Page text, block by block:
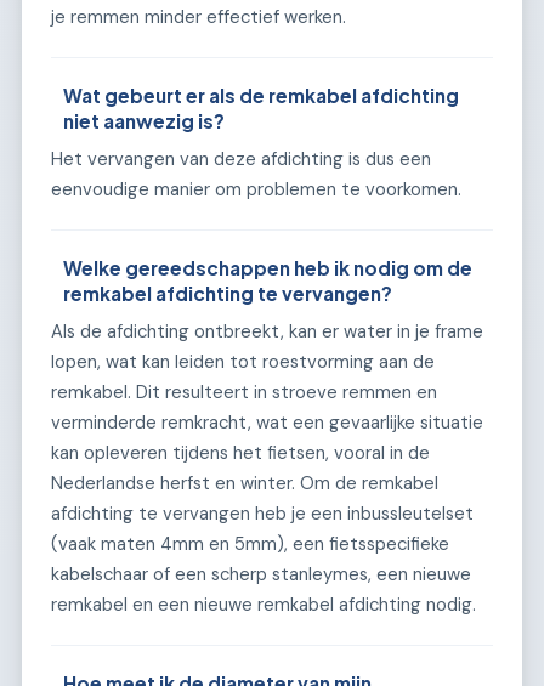
je remmen minder effectief werken.
Wat gebeurt er als de remkabel afdichting
niet aanwezig is?
Het vervangen van deze afdichting is dus een
eenvoudige manier om problemen te voorkomen.
Welke gereedschappen heb ik nodig om de
remkabel afdichting te vervangen?
Als de afdichting ontbreekt, kan er water in je frame
lopen, wat kan leiden tot roestvorming aan de
remkabel. Dit resulteert in stroeve remmen en
verminderde remkracht, wat een gevaarlijke situatie
kan opleveren tijdens het fietsen, vooral in de
Nederlandse herfst en winter. Om de remkabel
afdichting te vervangen heb je een inbussleutelset
(vaak maten 4mm en 5mm), een fietsspecifieke
kabelschaar of een scherp stanleymes, een nieuwe
remkabel en een nieuwe remkabel afdichting nodig.